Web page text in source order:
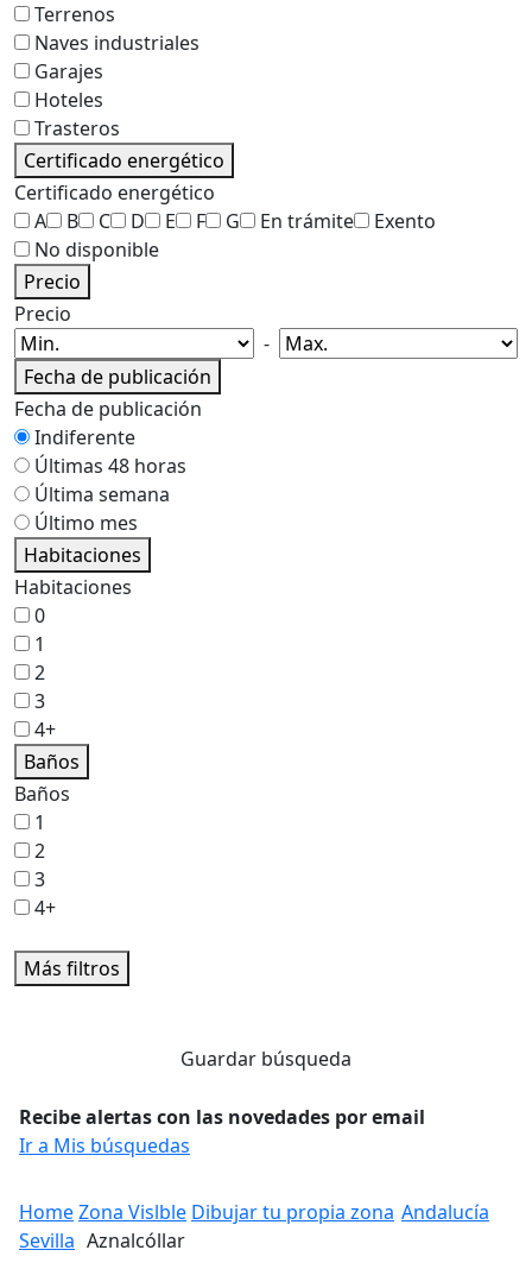
Terrenos
Naves industriales
Garajes
Hoteles
Trasteros
Certificado energético
Certificado energético
A
B C D E F G En trámite
Exento
No disponible
Precio
Precio
-
Fecha de publicación
Fecha de publicación
Indiferente
Últimas 48 horas
Última semana
Último mes
Habitaciones
Habitaciones
0
1
2
3
4+
Baños
Baños
1
2
3
4+
Más filtros
Guardar búsqueda
Recibe alertas con las novedades por email
Ir a Mis búsquedas
HomeZona Vislble Dibujar tu propia zona Andalucía
Sevilla Aznalcóllar